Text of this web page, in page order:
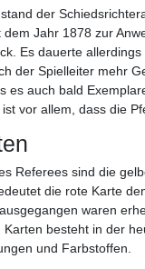
der
Jahr 1878 zur
Es dauerte
der Spielleiter mehr
es auch bald
vor allem, dass die
Referees sind die
die rote Karte
waren
besteht in der
und Farbstoffen.